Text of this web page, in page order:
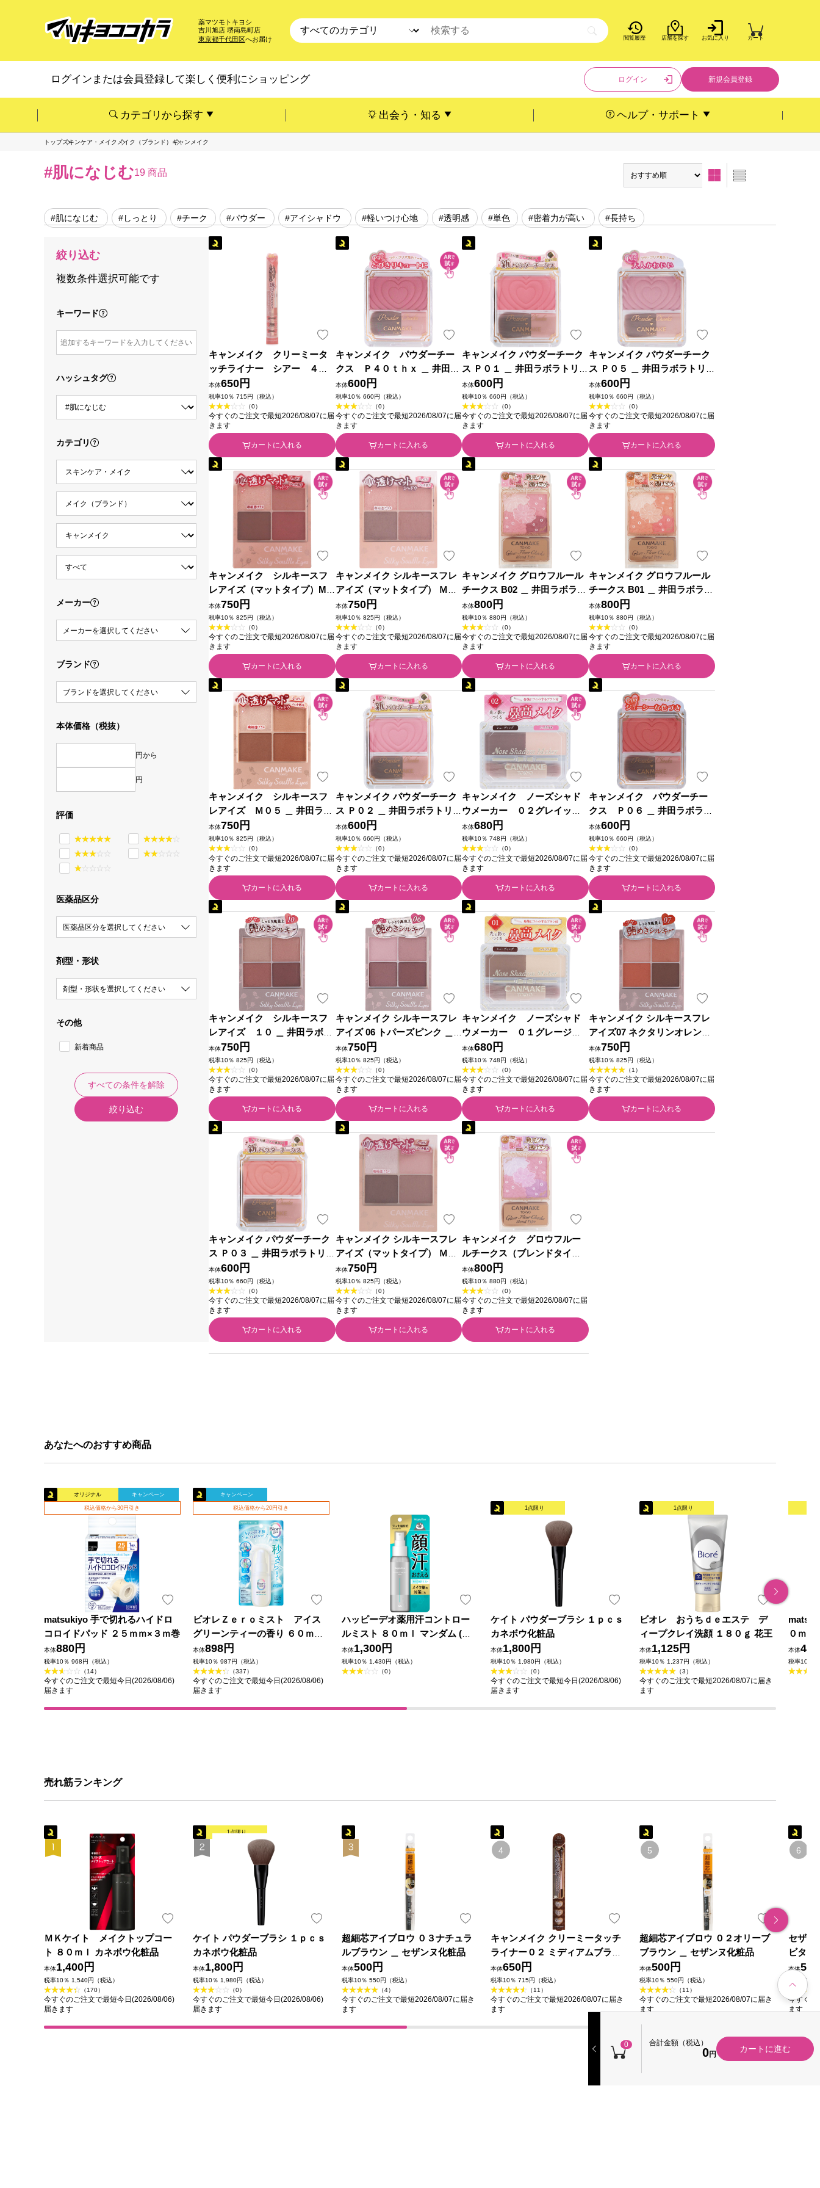
薬マツモトキヨシ
吉川旭店 堺南島町店
東京都千代田区へお届け 閲覧履歴 店舗を探す お気に入り カート
ログインまたは会員登録して楽しく便利にショッピング ログイン 新規会員登録
カテゴリから探す 出会う・知る ヘルプ・サポート
0 合計金額（税込）
0円
カートに進む
トップスキンケア・メイク メイク（ブランド） キャンメイク
#肌になじむ19 商品
#肌になじむ #しっとり #チーク #パウダー #アイシャドウ #軽いつけ心地 #透明感 #単色 #密着力が高い #長持ち
絞り込む
複数条件選択可能です
キーワード
ハッシュタグ
カテゴリ
メーカー
メーカーを選択してください
ブランド
ブランドを選択してください
本体価格（税抜）
円から
円
評価
医薬品区分
医薬品区分を選択してください
剤型・形状
剤型・形状を選択してください
その他
新着商品
すべての条件を解除
絞り込む
キャンメイク クリーミータ
ッチライナー シアー ４０
ｔｈ トゥルーレッド ＿ 井田
ラボラトリーズ
本体650円
税率10％ 715円（税込）
（0）
今すぐのご注文で最短2026/08/07に届
きます
カートに入れる
キャンメイク パウダーチー
クス Ｐ４０ｔｈｘ ＿ 井田ラ
ボラトリーズ
本体600円
税率10％ 660円（税込）
（0）
今すぐのご注文で最短2026/08/07に届
きます
カートに入れる
キャンメイク パウダーチーク
ス Ｐ０１ ＿ 井田ラボラトリー
ズ
本体600円
税率10％ 660円（税込）
（0）
今すぐのご注文で最短2026/08/07に届
きます
カートに入れる
キャンメイク パウダーチーク
ス Ｐ０５ ＿ 井田ラボラトリー
ズ
本体600円
税率10％ 660円（税込）
（0）
今すぐのご注文で最短2026/08/07に届
きます
カートに入れる
キャンメイク シルキースフ
レアイズ（マットタイプ）M0
2 チャイブリック ＿ 井田ラ
ボラトリーズ
本体750円
税率10％ 825円（税込）
（0）
今すぐのご注文で最短2026/08/07に届
きます
カートに入れる
キャンメイク シルキースフレ
アイズ（マットタイプ） Ｍ０
６ ＿ 井田ラボラトリーズ
本体750円
税率10％ 825円（税込）
（0）
今すぐのご注文で最短2026/08/07に届
きます
カートに入れる
キャンメイク グロウフルール
チークス B02 ＿ 井田ラボラト
リーズ
本体800円
税率10％ 880円（税込）
（0）
今すぐのご注文で最短2026/08/07に届
きます
カートに入れる
キャンメイク グロウフルール
チークス B01 ＿ 井田ラボラト
リーズ
本体800円
税率10％ 880円（税込）
（0）
今すぐのご注文で最短2026/08/07に届
きます
カートに入れる
キャンメイク シルキースフ
レアイズ Ｍ０５ ＿ 井田ラボ
ラトリーズ
本体750円
税率10％ 825円（税込）
（0）
今すぐのご注文で最短2026/08/07に届
きます
カートに入れる
キャンメイク パウダーチーク
ス Ｐ０２ ＿ 井田ラボラトリー
ズ
本体600円
税率10％ 660円（税込）
（0）
今すぐのご注文で最短2026/08/07に届
きます
カートに入れる
キャンメイク ノーズシャド
ウメーカー ０２グレイッシ
ュピンク ＿ 井田ラボラトリー
ズ
本体680円
税率10％ 748円（税込）
（0）
今すぐのご注文で最短2026/08/07に届
きます
カートに入れる
キャンメイク パウダーチー
クス Ｐ０６ ＿ 井田ラボラト
リーズ
本体600円
税率10％ 660円（税込）
（0）
今すぐのご注文で最短2026/08/07に届
きます
カートに入れる
キャンメイク シルキースフ
レアイズ １０ ＿ 井田ラボラ
トリーズ
本体750円
税率10％ 825円（税込）
（0）
今すぐのご注文で最短2026/08/07に届
きます
カートに入れる
キャンメイク シルキースフレ
アイズ 06 トパーズピンク ＿
井田ラボラトリーズ
本体750円
税率10％ 825円（税込）
（0）
今すぐのご注文で最短2026/08/07に届
きます
カートに入れる
キャンメイク ノーズシャド
ウメーカー ０１グレージュ
イエロー ＿ 井田ラボラトリー
ズ
本体680円
税率10％ 748円（税込）
（0）
今すぐのご注文で最短2026/08/07に届
きます
カートに入れる
キャンメイク シルキースフレ
アイズ07 ネクタリンオレンジ
＿ 井田ラボラトリーズ
本体750円
税率10％ 825円（税込）
（1）
今すぐのご注文で最短2026/08/07に届
きます
カートに入れる
キャンメイク パウダーチーク
ス Ｐ０３ ＿ 井田ラボラトリー
ズ
本体600円
税率10％ 660円（税込）
（0）
今すぐのご注文で最短2026/08/07に届
きます
カートに入れる
キャンメイク シルキースフレ
アイズ（マットタイプ） Ｍ０
７ ＿ 井田ラボラトリーズ
本体750円
税率10％ 825円（税込）
（0）
今すぐのご注文で最短2026/08/07に届
きます
カートに入れる
キャンメイク グロウフルー
ルチークス（ブレンドタイ
プ） Ｂ０３ ＿ 井田ラボラト
リーズ
本体800円
税率10％ 880円（税込）
（0）
今すぐのご注文で最短2026/08/07に届
きます
カートに入れる
あなたへのおすすめ商品
オリジナル キャンペーン
税込価格から30円引き
matsukiyo 手で切れるハイドロ
コロイドパッド ２５ｍｍ×３ｍ巻
本体880円
税率10％ 968円（税込）
（14）
今すぐのご注文で最短今日(2026/08/06)
届きます
キャンペーン
税込価格から20円引き
ビオレＺｅｒｏミスト アイス
グリーンティーの香り ６０ｍＬ
花王
本体898円
税率10％ 987円（税込）
（337）
今すぐのご注文で最短今日(2026/08/06)
届きます
ハッピーデオ薬用汗コントロー
ルミスト ８０ｍｌ マンダム (医
薬部外品)
本体1,300円
税率10％ 1,430円（税込）
（0）
1点限り
ケイト パウダーブラシ １ｐｃｓ
カネボウ化粧品
本体1,800円
税率10％ 1,980円（税込）
（0）
今すぐのご注文で最短今日(2026/08/06)
届きます
1点限り
ビオレ おうちｄｅエステ デ
ィープクレイ洗顔 １８０ｇ 花王
本体1,125円
税率10％ 1,237円（税込）
（3）
今すぐのご注文で最短2026/08/07に届き
ます
０ｍｌ
本体
税率10％
売れ筋ランキング
ＭＫケイト メイクトップコー
ト ８０ｍｌ カネボウ化粧品
本体1,400円
税率10％ 1,540円（税込）
（170）
今すぐのご注文で最短今日(2026/08/06)
届きます
1点限り
ケイト パウダーブラシ １ｐｃｓ
カネボウ化粧品
本体1,800円
税率10％ 1,980円（税込）
（0）
今すぐのご注文で最短今日(2026/08/06)
届きます
超細芯アイブロウ ０３ナチュラ
ルブラウン ＿ セザンヌ化粧品
本体500円
税率10％ 550円（税込）
（4）
今すぐのご注文で最短2026/08/07に届き
ます
キャンメイク クリーミータッチ
ライナー０２ ミディアムブラウ
ン ＿ 井田ラボラトリーズ
本体650円
税率10％ 715円（税込）
（11）
今すぐのご注文で最短2026/08/07に届き
ます
超細芯アイブロウ ０２オリーブ
ブラウン ＿ セザンヌ化粧品
本体500円
税率10％ 550円（税込）
（11）
今すぐのご注文で最短2026/08/07に届き
ます
セザン
ビター
粧品
本体
税率10％
今すぐの
ます